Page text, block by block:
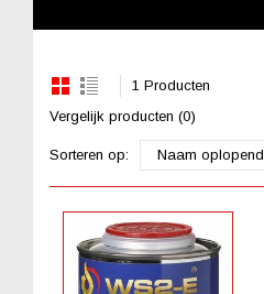
1 Producten
Vergelijk producten (0)
Sorteren op: Naam oplopend